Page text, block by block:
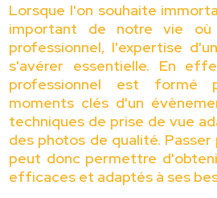
Lorsque l'on souhaite
important de notre vie où
professionnel, l'expertise
s'avérer essentielle. En
professionnel est formé
moments clés d'un
techniques de prise de vue
des photos de qualité.
peut donc permettre
efficaces et adaptés à ses